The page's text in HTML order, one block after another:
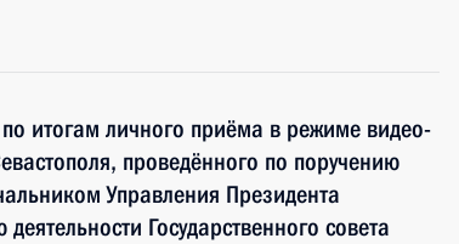
итогам личного приёма в режиме видео-
проведённого по поручению
Управления Президента
Государственного совета